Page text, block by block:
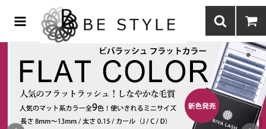
まつげエクステ商材の通販・まつげパーマ・ボディジュエリーなどまつ
げ商材・美容商材の通販｜BE STYLE beauty shop